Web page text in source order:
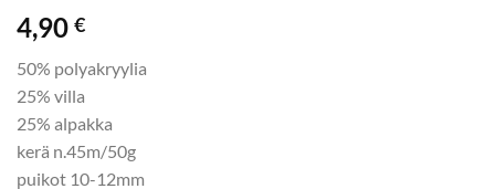
4,90 €
50% polyakryylia
25% villa
25% alpakka
kerä n.45m/50g
puikot 10-12mm